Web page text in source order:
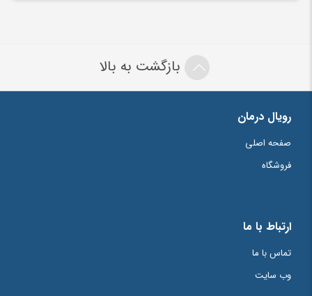
بازگشت به بالا
رویال درمان
صفحه اصلی
فروشگاه
ارتباط با ما
تماس با ما
وب سایت